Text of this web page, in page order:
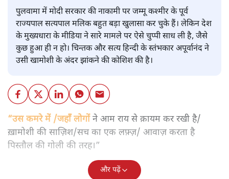
पुलवामा में मोदी सरकार की नाकामी पर जम्मू कश्मीर के पूर्व
राज्यपाल सत्यपाल मलिक बहुत बड़ा खुलासा कर चुके हैं। लेकिन देश
के मुख्यधारा के मीडिया ने सारे मामले पर ऐसे चुप्पी साध ली है, जैसे
कुछ हुआ ही न हो। चिन्तक और सत्य हिन्दी के स्तंभकार अपूर्वानंद ने
उसी खामोशी के अंदर झांकने की कोशिश की है।
“उस कमरे में /जहाँ लोगोंने आम राय से क़ायम कर रखी है/
ख़ामोशी की साज़िश/सच का एक लफ़्ज़/ आवाज़ करता है
पिस्तौल की गोली की तरह।”
और पढ़ें